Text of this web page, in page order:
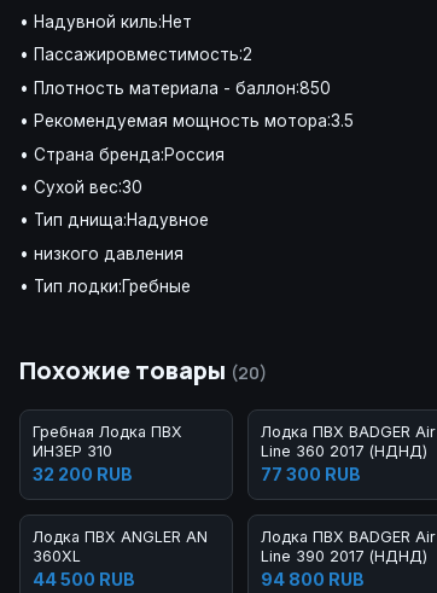
• Надувной киль:Нет
• Пассажировместимость:2
• Плотность материала - баллон:850
• Рекомендуемая мощность мотора:3.5
• Страна бренда:Россия
• Сухой вес:30
• Тип днища:Надувное
• низкого давления
• Тип лодки:Гребные
Похожие товары (20)
Гребная Лодка ПВХ
ИНЗЕР 310
32 200 RUB
Лодка ПВХ BADGER Air
Line 360 2017 (НДНД)
77 300 RUB
Лодка ПВХ ANGLER AN
360XL
44 500 RUB
Лодка ПВХ BADGER Air
Line 390 2017 (НДНД)
94 800 RUB